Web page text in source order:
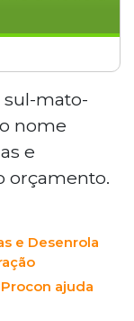
Sul
acima da
SPC Brasil.
por
alerta que
e
sul-mato-
nome
e
orçamento.
e Desenrola
ajuda